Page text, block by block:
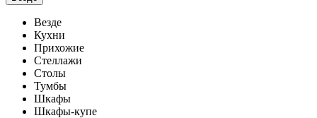
Везде
Кухни
Прихожие
Стеллажи
Столы
Тумбы
Шкафы
Шкафы-купе